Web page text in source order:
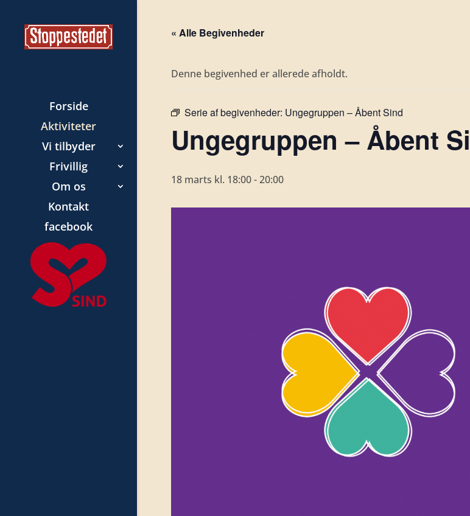
Forside
Aktiviteter
Vi tilbyder
Frivillig
Om os
Kontakt
facebook
« Alle Begivenheder
Denne begivenhed er allerede afholdt.
Serie af begivenheder: Ungegruppen – Åbent Sind
Ungegruppen – Åbent
18 marts kl. 18:00-20:00